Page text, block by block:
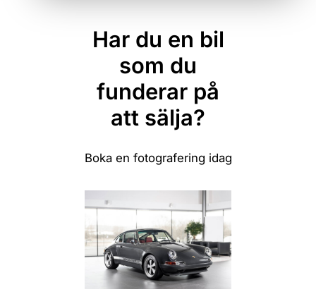
Har du en bil
som du
funderar på
att sälja?
Boka en fotografering idag